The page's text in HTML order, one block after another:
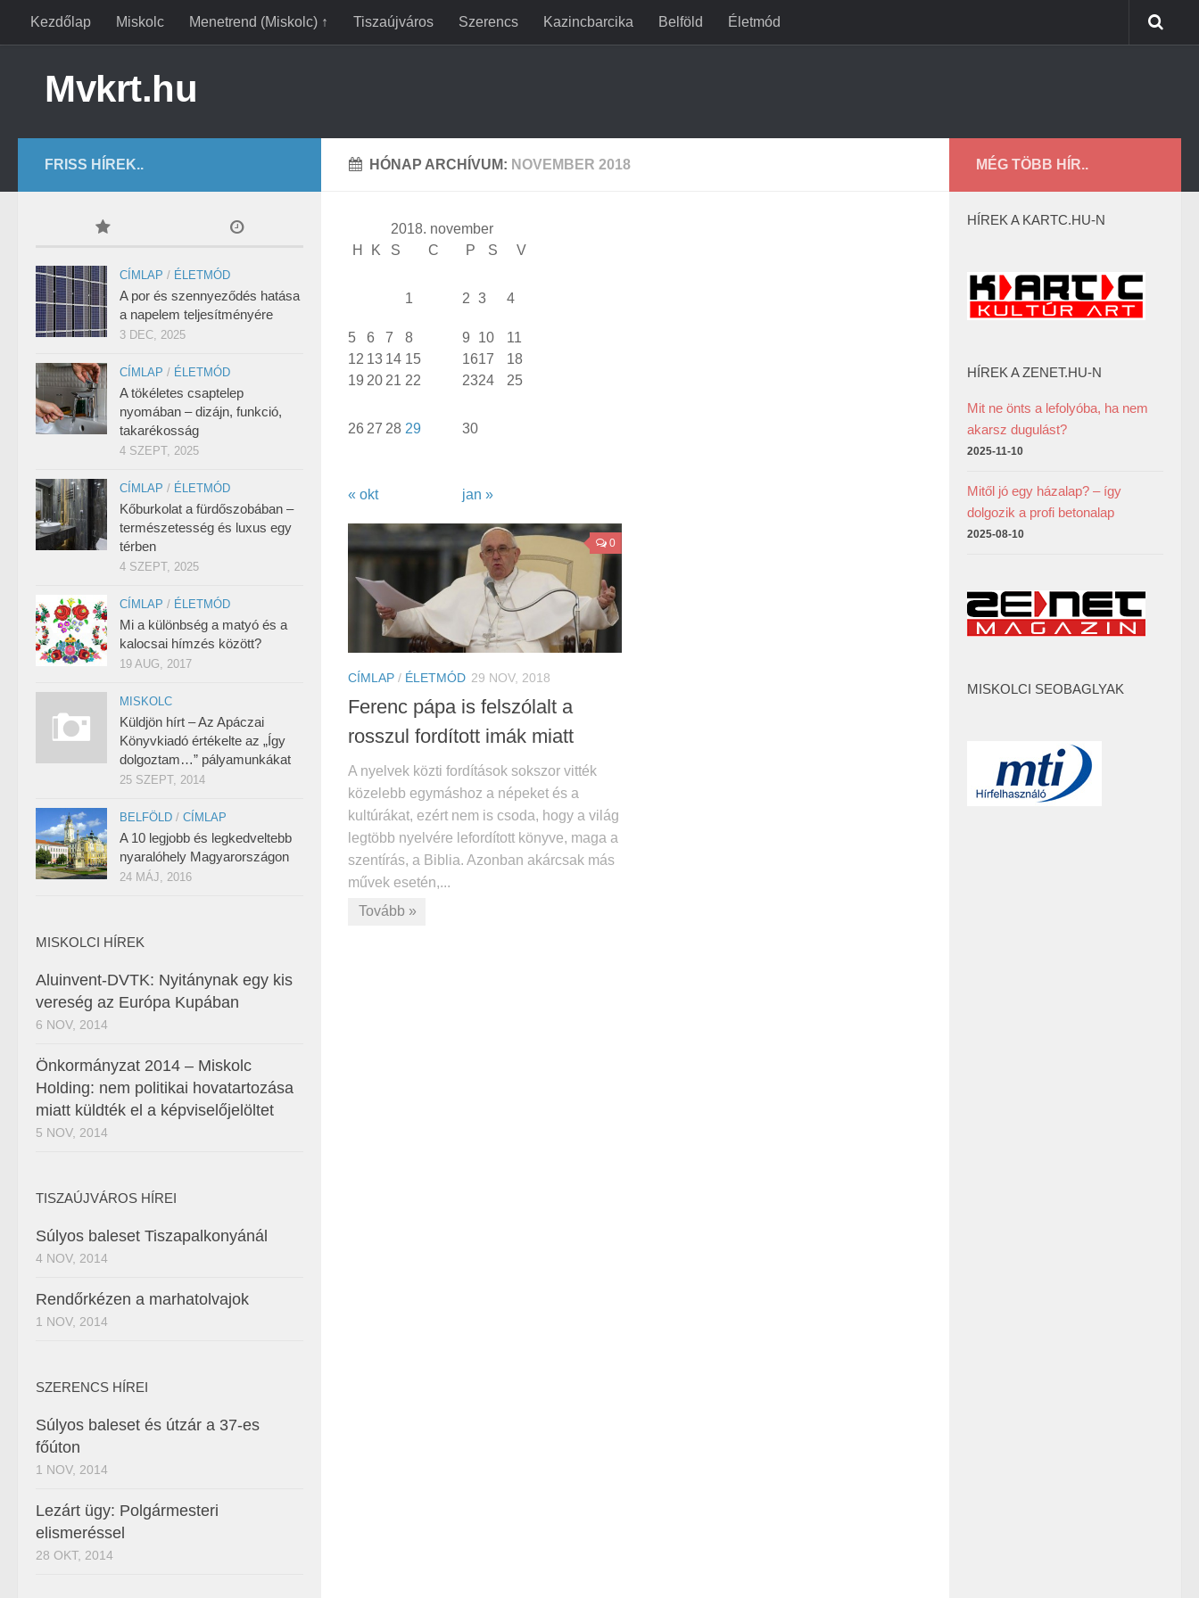
Kezdőlap Miskolc Menetrend (Miskolc) ↑ Tiszaújváros Szerencs Kazincbarcika Belföld Életmód
Mvkrt.hu
HÓNAP ARCHÍVUM: NOVEMBER 2018
2018. november
H
K S C P S V
« okt jan »
1 2 3 4
5 6 7 8 9 10
11
12 13 14 15 1617
18
19 20 21 22 2324 25
26 27 28 29 30
0
CÍMLAP / ÉLETMÓD 29 NOV, 2018
Ferenc pápa is felszólalt a
rosszul fordított imák miatt
A nyelvek közti fordítások sokszor vitték
közelebb egymáshoz a népeket és a
kultúrákat, ezért nem is csoda, hogy a világ
legtöbb nyelvére lefordított könyve, maga a
szentírás, a Biblia. Azonban akárcsak más
művek esetén,...
Tovább »
FRISS HÍREK..
CÍMLAP / ÉLETMÓD
A por és szennyeződés hatása
a napelem teljesítményére
3 DEC, 2025
CÍMLAP / ÉLETMÓD
A tökéletes csaptelep
nyomában – dizájn, funkció,
takarékosság
4 SZEPT, 2025
CÍMLAP / ÉLETMÓD
Kőburkolat a fürdőszobában –
természetesség és luxus egy
térben
4 SZEPT, 2025
CÍMLAP / ÉLETMÓD
Mi a különbség a matyó és a
kalocsai hímzés között?
19 AUG, 2017
MISKOLC
Küldjön hírt – Az Apáczai
Könyvkiadó értékelte az „Így
dolgoztam…” pályamunkákat
25 SZEPT, 2014
BELFÖLD / CÍMLAP
A 10 legjobb és legkedveltebb
nyaralóhely Magyarországon
24 MÁJ, 2016
MISKOLCI HÍREK
Aluinvent-DVTK: Nyitánynak egy kis
vereség az Európa Kupában
6 NOV, 2014
Önkormányzat 2014 – Miskolc
Holding: nem politikai hovatartozása
miatt küldték el a képviselőjelöltet
5 NOV, 2014
TISZAÚJVÁROS HÍREI
Súlyos baleset Tiszapalkonyánál
4 NOV, 2014
Rendőrkézen a marhatolvajok
1 NOV, 2014
SZERENCS HÍREI
Súlyos baleset és útzár a 37-es
főúton
1 NOV, 2014
Lezárt ügy: Polgármesteri
elismeréssel
28 OKT, 2014
MÉG TÖBB HÍR..
HÍREK A KARTC.HU-N
HÍREK A ZENET.HU-N
Mit ne önts a lefolyóba, ha nem
akarsz dugulást?
2025-11-10
Mitől jó egy házalap? – így
dolgozik a profi betonalap
2025-08-10
MISKOLCI SEOBAGLYAK